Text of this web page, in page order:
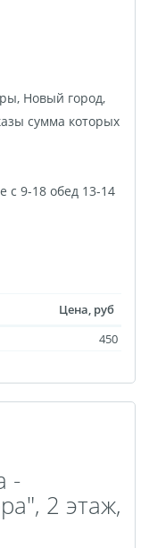
, Новый город,
сумма которых
с 9-18 обед 13-14
Цена, руб
450
-
2 этаж,